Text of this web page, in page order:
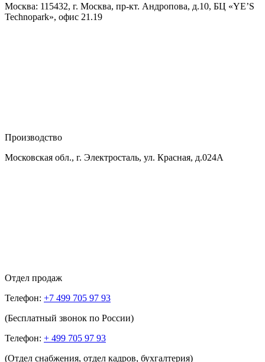
Москва: 115432, г. Москва, пр-кт. Андропова, д.10, БЦ «YE’S
Technopark», офис 21.19
Производство
Московская обл., г. Электросталь, ул. Красная, д.024А
Отдел продаж
Телефон: +7 499 705 97 93
(Бесплатный звонок по России)
Телефон: + 499 705 97 93
(Отдел снабжения, отдел кадров, бухгалтерия)